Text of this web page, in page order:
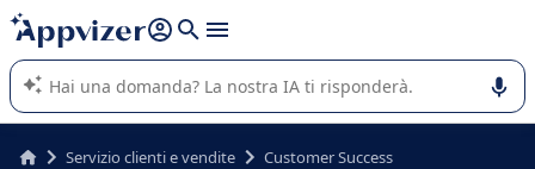
righe con
shift + enter
L'IA di Appvizer vi guida nell'utilizzo o nella scelta di un
software SaaS per la vostra azienda.
Servizio clienti e vendite Customer Success